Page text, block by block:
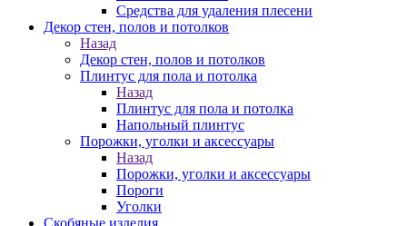
Средства для удаления плесени
Декор стен, полов и потолков
Назад
Декор стен, полов и потолков
Плинтус для пола и потолка
Назад
Плинтус для пола и потолка
Напольный плинтус
Порожки, уголки и аксессуары
Назад
Порожки, уголки и аксессуары
Пороги
Уголки
Скобяные изделия